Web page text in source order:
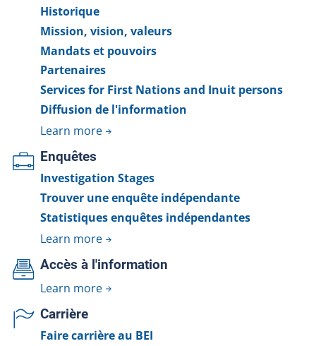
Historique
Mission, vision, valeurs
Mandats et pouvoirs
Partenaires
Services for First Nations and Inuit persons
Diffusion de l'information
Learn more
Enquêtes
Investigation Stages
Trouver une enquête indépendante
Statistiques enquêtes indépendantes
Learn more
Accès à l'information
Learn more
Carrière
Faire carrière au BEI